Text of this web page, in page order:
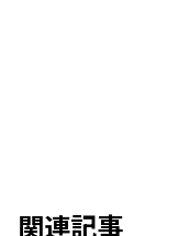
関連記事